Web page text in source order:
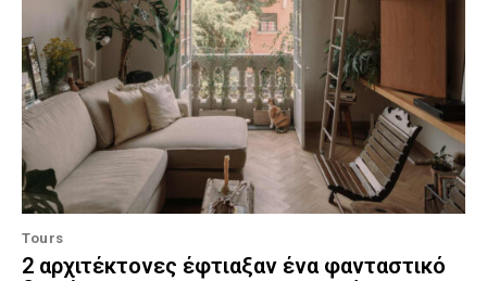
Tours
2 αρχιτέκτονες έφτιαξαν ένα φανταστικό